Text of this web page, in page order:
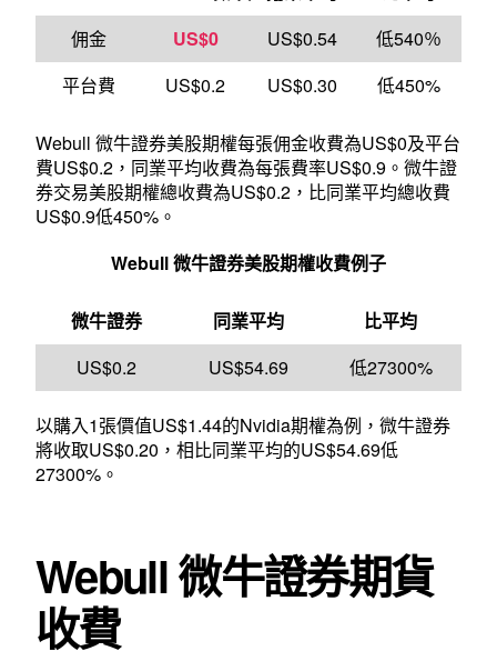
佣金
US$0 US$0.54
低540％
平台費
US$0.2 US$0.30 低450%
Webull 微牛證券美股期權每張佣金收費為US$0及平台
費US$0.2，同業平均收費為每張費率US$0.9。微牛證
券交易美股期權總收費為US$0.2，比同業平均總收費
US$0.9低450%。
Webull微牛證券美股期權收費例子
微牛證券 同業平均
比平均
US$0.2
US$54.69 低27300%
以購入1張價值US$1.44的Nvidia期權為例，微牛證券
將收取US$0.20，相比同業平均的US$54.69低
27300%。
Webull 微牛證券期貨
收費